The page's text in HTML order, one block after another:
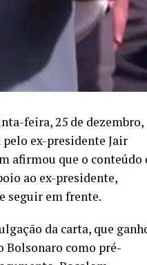
feira, 25 de dezembro,
ex-presidente Jair
afirmou que o conteúdo
ao ex-presidente,
seguir em frente.
da carta, que
Bolsonaro como pré-